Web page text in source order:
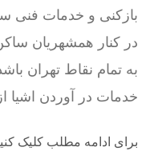
بازکنی و خدمات فنی
در کنار همشهریان
به تمام نقاط تهران
خدمات در آوردن اشیا
برای ادامه مطلب کلیک